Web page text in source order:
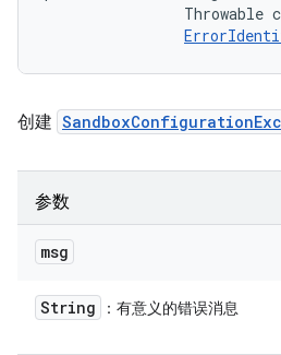
Throwable
创建
参数
msg
String ：有意义的错误消息